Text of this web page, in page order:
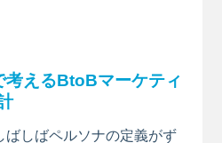
考えるBtoBマーケティ
ばしばペルソナの定義がず